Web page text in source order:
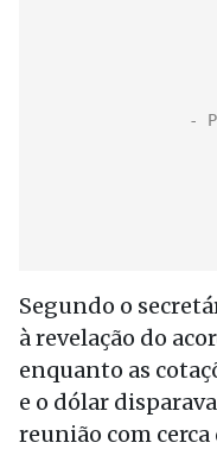
Segundo o
à revelação do
enquanto as
e o dólar
reunião com cerca